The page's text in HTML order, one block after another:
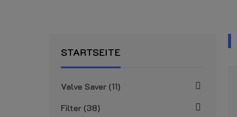
STARTSEITE
Valve Saver 11
Filter 38